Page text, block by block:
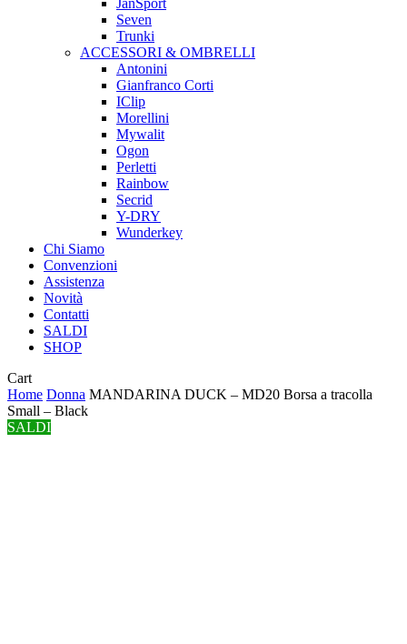
JanSport
Seven
Trunki
ACCESSORI & OMBRELLI
Antonini
Gianfranco Corti
IClip
Morellini
Mywalit
Ogon
Perletti
Rainbow
Secrid
Y-DRY
Wunderkey
Chi Siamo
Convenzioni
Assistenza
Novità
Contatti
SALDI
SHOP
CartClose
Cart
Home Donna MANDARINA DUCK – MD20 Borsa a tracolla
Small – Black
SALDI